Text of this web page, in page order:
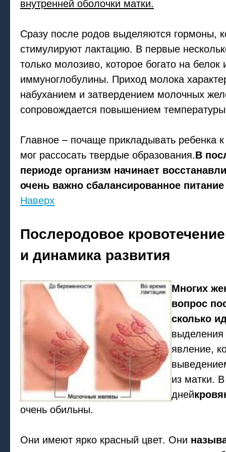
Сразу после родов выделяются гормоны,
стимулируют лактацию. В первые
только молозиво, которое богато на белок
иммуноглобулины. Приход молока
набуханием и затвердением молочных
сопровождается повышением
Главное – почаще прикладывать ребенка
мог рассосать твердые образования.В
периоде организм начинает
очень важно сбалансированное
Наверх
Послеродовое
и динамика развития
Многих
вопрос
сколько
явление,
из матки.
дней
очень обильны.
Они имеют ярко красный цвет. Они